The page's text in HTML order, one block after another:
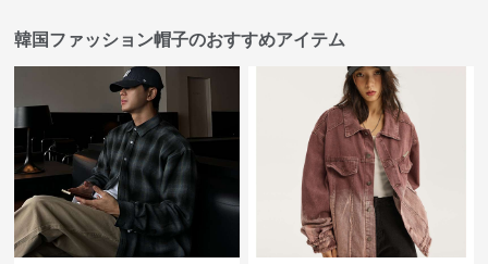
韓国ファッション帽子のおすすめアイテム